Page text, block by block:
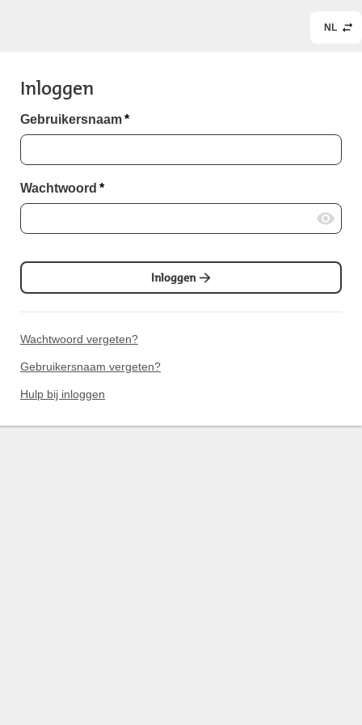
NL
Inloggen
Gebruikersnaam*
Wachtwoord *
Inloggen
Wachtwoord vergeten?
Gebruikersnaam vergeten?
Hulp bij inloggen